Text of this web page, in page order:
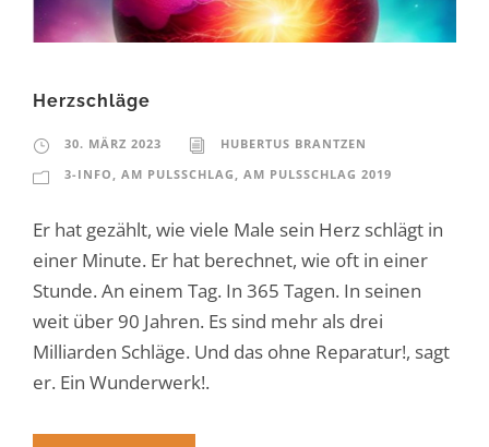
Herzschläge
30. MÄRZ 2023
HUBERTUS BRANTZEN
3-INFO , AM PULSSCHLAG , AM PULSSCHLAG 2019
Er hat gezählt, wie viele Male sein Herz schlägt in
einer Minute. Er hat berechnet, wie oft in einer
Stunde. An einem Tag. In 365 Tagen. In seinen
weit über 90 Jahren. Es sind mehr als drei
Milliarden Schläge. Und das ohne Reparatur!, sagt
er. Ein Wunderwerk!.